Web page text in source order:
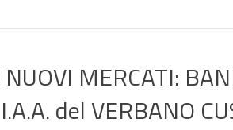
NUOVI MERCATI:
del VERBANO